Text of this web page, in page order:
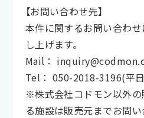
【お問い合わせ先】
本件に関するお問い合わ
し上げます。
Mail：
Tel： 050-2018-3196(平
※株式会社コドモン以外
る施設は販売元までお問い